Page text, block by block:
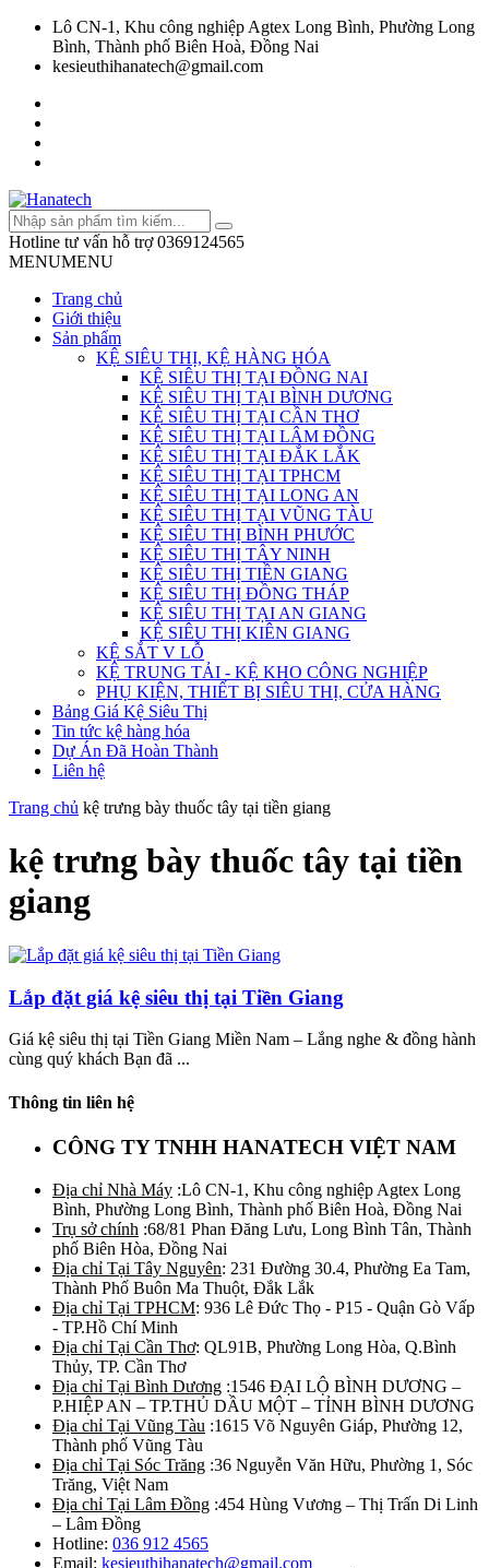
Lô CN-1, Khu công nghiệp Agtex Long Bình, Phường Long
Bình, Thành phố Biên Hoà, Đồng Nai
kesieuthihanatech@gmail.com
Hotline tư vấn hỗ trợ 0369124565
MENUMENU
Trang chủ
Giới thiệu
Sản phẩm
KỆ SIÊU THỊ, KỆ HÀNG HÓA
KỆ SIÊU THỊ TẠI ĐỒNG NAI
KỆ SIÊU THỊ TẠI BÌNH DƯƠNG
KỆ SIÊU THỊ TẠI CẦN THƠ
KỆ SIÊU THỊ TẠI LÂM ĐỒNG
KỆ SIÊU THỊ TẠI ĐẮK LẮK
KỆ SIÊU THỊ TẠI TPHCM
KỆ SIÊU THỊ TẠI LONG AN
KỆ SIÊU THỊ TẠI VŨNG TÀU
KỆ SIÊU THỊ BÌNH PHƯỚC
KỆ SIÊU THỊ TÂY NINH
KỆ SIÊU THỊ TIỀN GIANG
KỆ SIÊU THỊ ĐỒNG THÁP
KỆ SIÊU THỊ TẠI AN GIANG
KỆ SIÊU THỊ KIÊN GIANG
KỆ SẮT V LỖ
KỆ TRUNG TẢI - KỆ KHO CÔNG NGHIỆP
PHỤ KIỆN, THIẾT BỊ SIÊU THỊ, CỬA HÀNG
Bảng Giá Kệ Siêu Thị
Tin tức kệ hàng hóa
Dự Án Đã Hoàn Thành
Liên hệ
Trang chủ kệ trưng bày thuốc tây tại tiền giang
kệ trưng bày thuốc tây tại tiền
giang
Lắp đặt giá kệ siêu thị tại Tiền Giang
Giá kệ siêu thị tại Tiền Giang Miền Nam – Lắng nghe & đồng hành
cùng quý khách Bạn đã ...
Thông tin liên hệ
CÔNG TY TNHH HANATECH VIỆT NAM
Địa chỉ Nhà Máy :Lô CN-1, Khu công nghiệp Agtex Long
Bình, Phường Long Bình, Thành phố Biên Hoà, Đồng Nai
Trụ sở chính :68/81 Phan Đăng Lưu, Long Bình Tân, Thành
phố Biên Hòa, Đồng Nai
Địa chỉ Tại Tây Nguyên: 231 Đường 30.4, Phường Ea Tam,
Thành Phố Buôn Ma Thuột, Đắk Lắk
Địa chỉ Tại TPHCM: 936 Lê Đức Thọ - P15 - Quận Gò Vấp
- TP.Hồ Chí Minh
Địa chỉ Tại Cần Thơ: QL91B, Phường Long Hòa, Q.Bình
Thủy, TP. Cần Thơ
Địa chỉ Tại Bình Dương :1546 ĐẠI LỘ BÌNH DƯƠNG –
P.HIỆP AN – TP.THỦ DẦU MỘT – TỈNH BÌNH DƯƠNG
Địa chỉ Tại Vũng Tàu :1615 Võ Nguyên Giáp, Phường 12,
Thành phố Vũng Tàu
Địa chỉ Tại Sóc Trăng :36 Nguyễn Văn Hữu, Phường 1, Sóc
Trăng, Việt Nam
Địa chỉ Tại Lâm Đồng :454 Hùng Vương – Thị Trấn Di Linh
– Lâm Đồng
Hotline: 036 912 4565
Email: kesieuthihanatech@gmail.com